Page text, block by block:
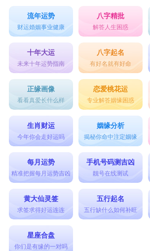
流年运势
财运婚姻事业健康
八字精批
解答人生困惑
十年大运
未来十年运势指南
八字起名
有好名就有好命
正缘画像
看看真爱长什么样
恋爱桃花运
专业解答姻缘困惑
生肖财运
今年你会走好运吗
姻缘分析
揭秘你命中注定姻缘
每月运势
精准把握每月运势吉凶
手机号码测吉凶
靓号在线测试
黄大仙灵签
求签求得好运连连
五行起名
五行缺什么如何补旺
星座合盘
你们是有缘的一对吗